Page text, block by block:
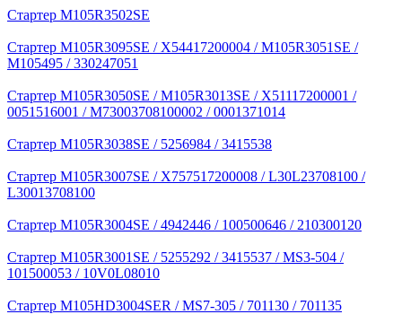
Стартер M105R3502SE
Стартер M105R3095SE / X54417200004 / M105R3051SE /
M105495 / 330247051
Стартер M105R3050SE / M105R3013SE / X51117200001 /
0051516001 / M73003708100002 / 0001371014
Стартер M105R3038SE / 5256984 / 3415538
Стартер M105R3007SE / X757517200008 / L30L23708100 /
L30013708100
Стартер M105R3004SE / 4942446 / 100500646 / 210300120
Стартер M105R3001SE / 5255292 / 3415537 / MS3-504 /
101500053 / 10V0L08010
Стартер M105HD3004SER / MS7-305 / 701130 / 701135